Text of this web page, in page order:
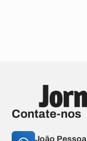
Contate-nos
João Pessoa